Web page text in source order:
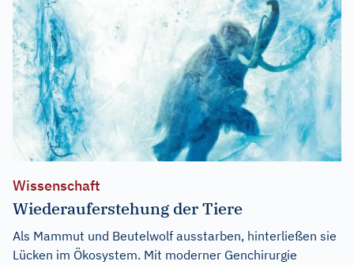
Wissenschaft
Wiederauferstehung der Tiere
Als Mammut und Beutelwolf ausstarben, hinterließen sie
Lücken im Ökosystem. Mit moderner Genchirurgie